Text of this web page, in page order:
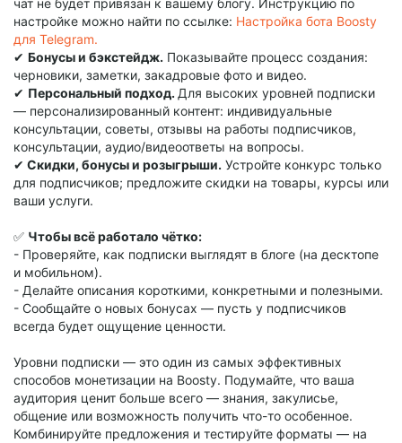
чат не будет привязан к вашему блогу. Инструкцию по
настройке можно найти по ссылке: Настройка бота Boosty
для Telegram.
✔ Бонусы и бэкстейдж. Показывайте процесс создания:
черновики, заметки, закадровые фото и видео.
✔ Персональный подход. Для высоких уровней подписки
— персонализированный контент: индивидуальные
консультации, советы, отзывы на работы подписчиков,
консультации, аудио/видеоответы на вопросы.
✔ Скидки, бонусы и розыгрыши. Устройте конкурс только
для подписчиков; предложите скидки на товары, курсы или
ваши услуги.
✅ Чтобы всё работало чётко:
- Проверяйте, как подписки выглядят в блоге (на десктопе
и мобильном).
- Делайте описания короткими, конкретными и полезными.
- Сообщайте о новых бонусах — пусть у подписчиков
всегда будет ощущение ценности.
Уровни подписки — это один из самых эффективных
способов монетизации на Boosty. Подумайте, что ваша
аудитория ценит больше всего — знания, закулисье,
общение или возможность получить что-то особенное.
Комбинируйте предложения и тестируйте форматы — на